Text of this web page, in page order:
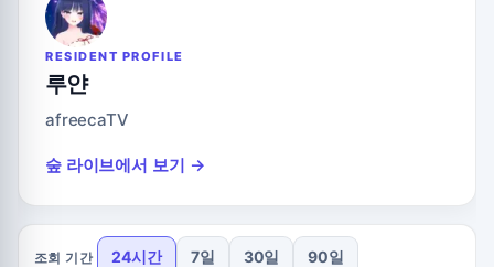
RESIDENT PROFILE
루얀
afreecaTV
숲 라이브에서 보기 →
조회 기간 24시간 7일 30일 90일